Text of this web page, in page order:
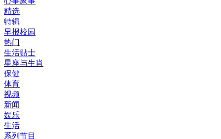
精选
特辑
早报校园
热门
生活贴士
星座与生肖
保健
体育
视频
新闻
娱乐
生活
系列节目